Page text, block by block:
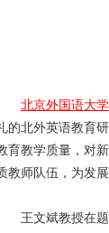
北京外国语大学
的北外英语教育
育教学质量，对
教师队伍，为发
王文斌教授在